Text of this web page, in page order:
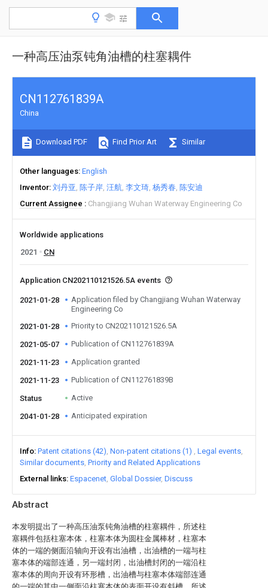
一种高压油泵钝角油槽的柱塞耦件
Abstract
本发明提出了一种高压油泵钝角油槽的柱塞耦件，所述柱
塞耦件包括柱塞本体，柱塞本体为圆柱金属棒材，柱塞本
体的一端的侧面沿轴向开设有出油槽，出油槽的一端与柱
塞本体的端部连通，另一端封闭，出油槽封闭的一端沿柱
塞本体的周向开设有环形槽，出油槽与柱塞本体端部连通
CN112761839A
China
Download PDF Find Prior Art Similar
Other languages English
Inventor 刘丹亚 陈子岸 汪航 李文琦 杨秀春 陈安迪
Current Assignee
Changjiang Wuhan Waterway Engineering Co
Worldwide applications
2021
CN
Application CN202110121526.5A events
2021-01-28
Application filed by Changjiang Wuhan Waterway
Engineering Co
2021-01-28
Priority to CN202110121526.5A
2021-05-07 Publication of CN112761839A
2021-11-23 Application granted
2021-11-23 Publication of CN112761839B
Status Active
2041-01-28 Anticipated expiration
Info Patent citations (42) Non-patent citations (1)
Legal events
Similar documents Priority and Related Applications
External links Espacenet Global Dossier Discuss